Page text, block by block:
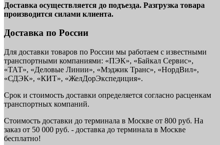
Доставка осуществляется до подъезда. Разгрузка товара
производится силами клиента.
Доставка по России
Для доставки товаров по России мы работаем с известными
транспортными компаниями: «ПЭК», «Байкал Сервис»,
«ТАТ», «Деловые Линии», «Мэджик Транс», «НордВил»,
«СДЭК», «КИТ», «ЖелДорЭкспедиция».
Срок и стоимость доставки определяется согласно расценкам
транспортных компаний.
Стоимость доставки до терминала в Москве от 800 руб. На
заказ от 50 000 руб. - доставка до терминала в Москве
бесплатно!